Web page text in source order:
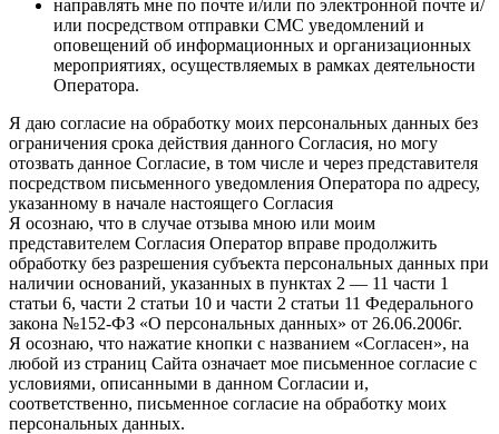
направлять мне по почте и/или по электронной почте и/
или посредством отправки СМС уведомлений и
оповещений об информационных и организационных
мероприятиях, осуществляемых в рамках деятельности
Оператора.
Я даю согласие на обработку моих персональных данных без
ограничения срока действия данного Согласия, но могу
отозвать данное Согласие, в том числе и через представителя
посредством письменного уведомления Оператора по адресу,
указанному в начале настоящего Согласия
Я осознаю, что в случае отзыва мною или моим
представителем Согласия Оператор вправе продолжить
обработку без разрешения субъекта персональных данных при
наличии оснований, указанных в пунктах 2 — 11 части 1
статьи 6, части 2 статьи 10 и части 2 статьи 11 Федерального
закона №152-ФЗ «О персональных данных» от 26.06.2006г.
Я осознаю, что нажатие кнопки с названием «Согласен», на
любой из страниц Сайта означает мое письменное согласие с
условиями, описанными в данном Согласии и,
соответственно, письменное согласие на обработку моих
персональных данных.